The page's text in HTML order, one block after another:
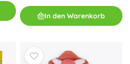
In den Warenkorb